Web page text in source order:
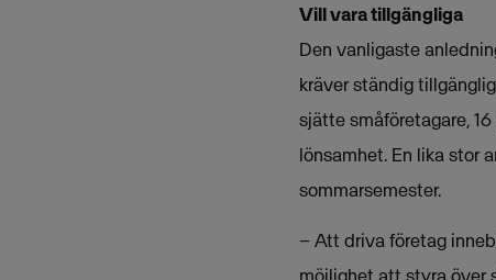
Vill vara tillgängliga
Den vanligaste
kräver ständig
sjätte småföretagare,
lönsamhet. En lika stor
sommarsemester.
– Att driva företag